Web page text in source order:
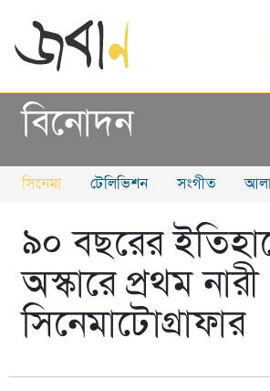
বিনোদন
সিনেমা টেলিভিশন সংগীত
৯০ বছরের
অস্কারে প্রথম নারী
সিনেমাটোগ্রাফার